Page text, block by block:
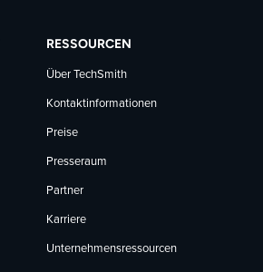
RESSOURCEN
Über TechSmith
Kontaktinformationen
Preise
Presseraum
Partner
Karriere
Unternehmensressourcen